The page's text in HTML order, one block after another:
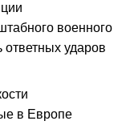
военного
ответных ударов
в Европе